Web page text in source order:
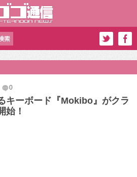
0
キーボード『Mokibo』がクラ
始！